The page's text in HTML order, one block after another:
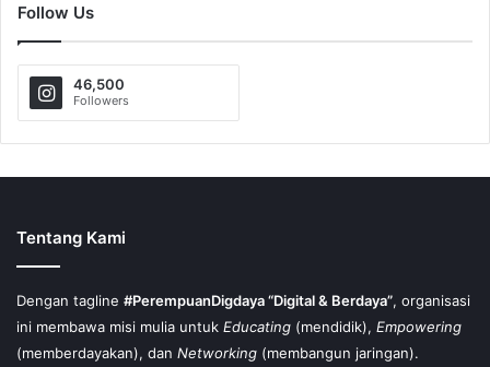
Follow Us
46,500
Followers
Tentang Kami
Dengan tagline #PerempuanDigdaya “Digital & Berdaya”, organisasi
ini membawa misi mulia untuk Educating (mendidik), Empowering
(memberdayakan), dan Networking (membangun jaringan).